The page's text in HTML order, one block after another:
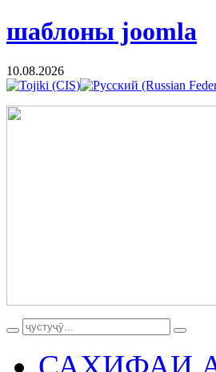
шаблоны joomla
10.08.2026